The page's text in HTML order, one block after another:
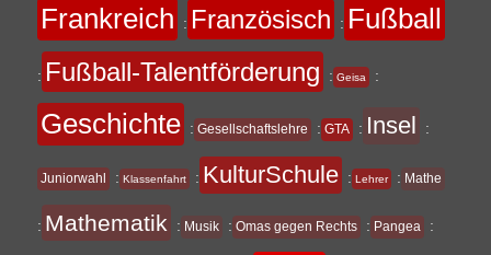
Frankreich : Französisch : Fußball
: Fußball-Talentförderung : Geisa :
Geschichte : Gesellschaftslehre : GTA : Insel :
Juniorwahl : Klassenfahrt : KulturSchule : Lehrer : Mathe
: Mathematik : Musik : Omas gegen Rechts : Pangea :